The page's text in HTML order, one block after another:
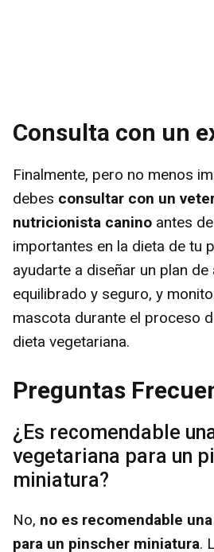
Consulta con un
Finalmente, pero no menos
debes consultar con un
nutricionista canino antes
importantes en la dieta de tu
ayudarte a diseñar un plan de
equilibrado y seguro, y
mascota durante el proceso
dieta vegetariana.
Preguntas
¿Es recomendable
vegetariana para un
miniatura?
No, no es recomendable
para un pinscher miniatura.